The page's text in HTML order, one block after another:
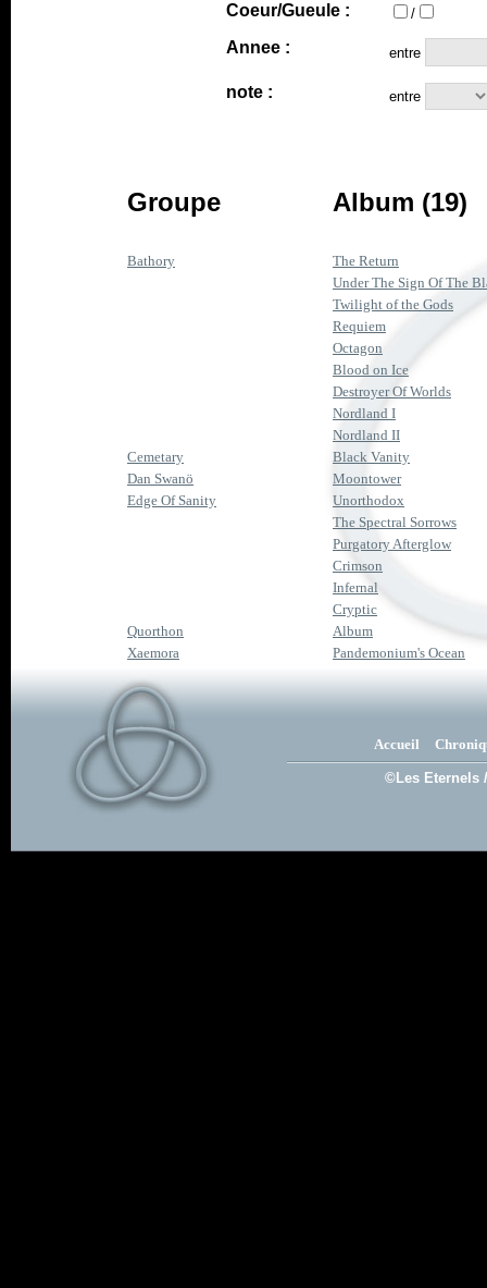
Coeur/Gueule : /
Annee : entre
note : entre
Groupe Album (19)
Bathory
The Return
Under The Sign Of The
Twilight of the Gods
Requiem
Octagon
Blood on Ice
Destroyer Of Worlds
Nordland I
Nordland II
Cemetary
Black Vanity
Dan Swanö
Moontower
Edge Of Sanity
Unorthodox
The Spectral Sorrows
Purgatory Afterglow
Crimson
Infernal
Cryptic
Quorthon
Album
Xaemora
Pandemonium's Ocean
Accueil
©Les Eternels